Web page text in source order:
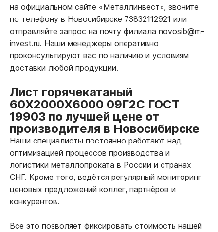
на официальном сайте «Металлинвест», звоните
по телефону в Новосибирске 73832112921 или
отправляйте запрос на почту филиала novosib@m-
invest.ru. Наши менеджеры оперативно
проконсультируют вас по наличию и условиям
доставки любой продукции.
Лист горячекатаный
60Х2000Х6000 09Г2С ГОСТ
19903 по лучшей цене от
производителя в Новосибирске
Наши специалисты постоянно работают над
оптимизацией процессов производства и
логистики металлопроката в России и странах
СНГ. Кроме того, ведётся регулярный мониторинг
ценовых предложений коллег, партнёров и
конкурентов.
Все это позволяет фиксировать стоимость нашей